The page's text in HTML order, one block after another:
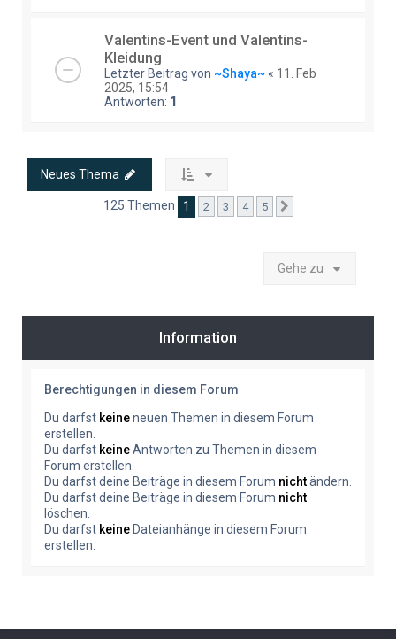
Valentins-Event und Valentins-
Kleidung
Letzter Beitrag von ~Shaya~ « 11. Feb
2025, 15:54
Antworten: 1
Neues Thema
125 Themen 1 2 3 4 5
Gehe zu
Information
Berechtigungen in diesem Forum
Du darfst keineneuen Themen in diesem Forum
erstellen.
Du darfst keineAntworten zu Themen in diesem
Forum erstellen.
Du darfst deine Beiträge in diesem Forum nichtändern.
Du darfst deine Beiträge in diesem Forum nicht
löschen.
Du darfst keineDateianhänge in diesem Forum
erstellen.